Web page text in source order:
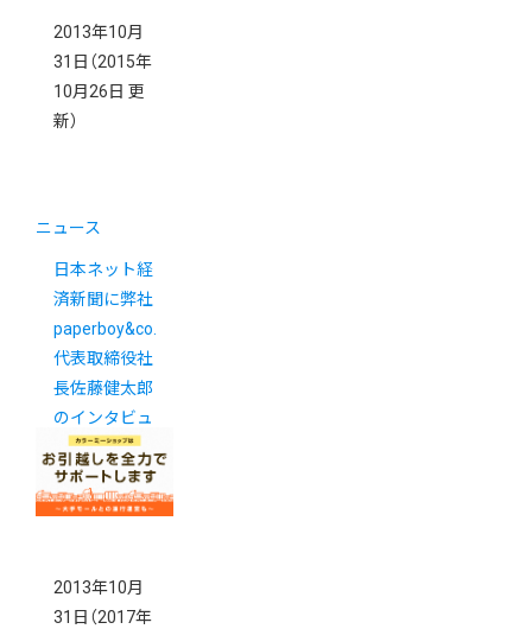
2013年10月
31日 （2015年
10月26日 更
新）
ニュース
日本ネット経
済新聞に弊社
paperboy&co.
代表取締役社
長佐藤健太郎
のインタビュ
ーが掲載され
ました。
2013年10月
31日 （2017年